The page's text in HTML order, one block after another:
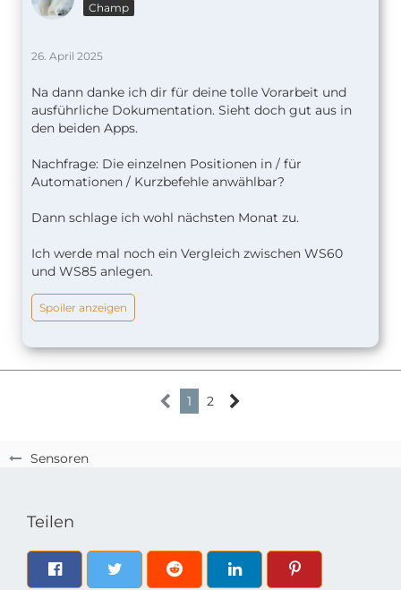
Sensoren
Champ
26. April 2025
Na dann danke ich dir für deine tolle Vorarbeit und
ausführliche Dokumentation. Sieht doch gut aus in
den beiden Apps.
Nachfrage: Die einzelnen Positionen in / für
Automationen / Kurzbefehle anwählbar?
Dann schlage ich wohl nächsten Monat zu.
Ich werde mal noch ein Vergleich zwischen WS60
und WS85 anlegen.
Spoiler anzeigen
1 2
Teilen